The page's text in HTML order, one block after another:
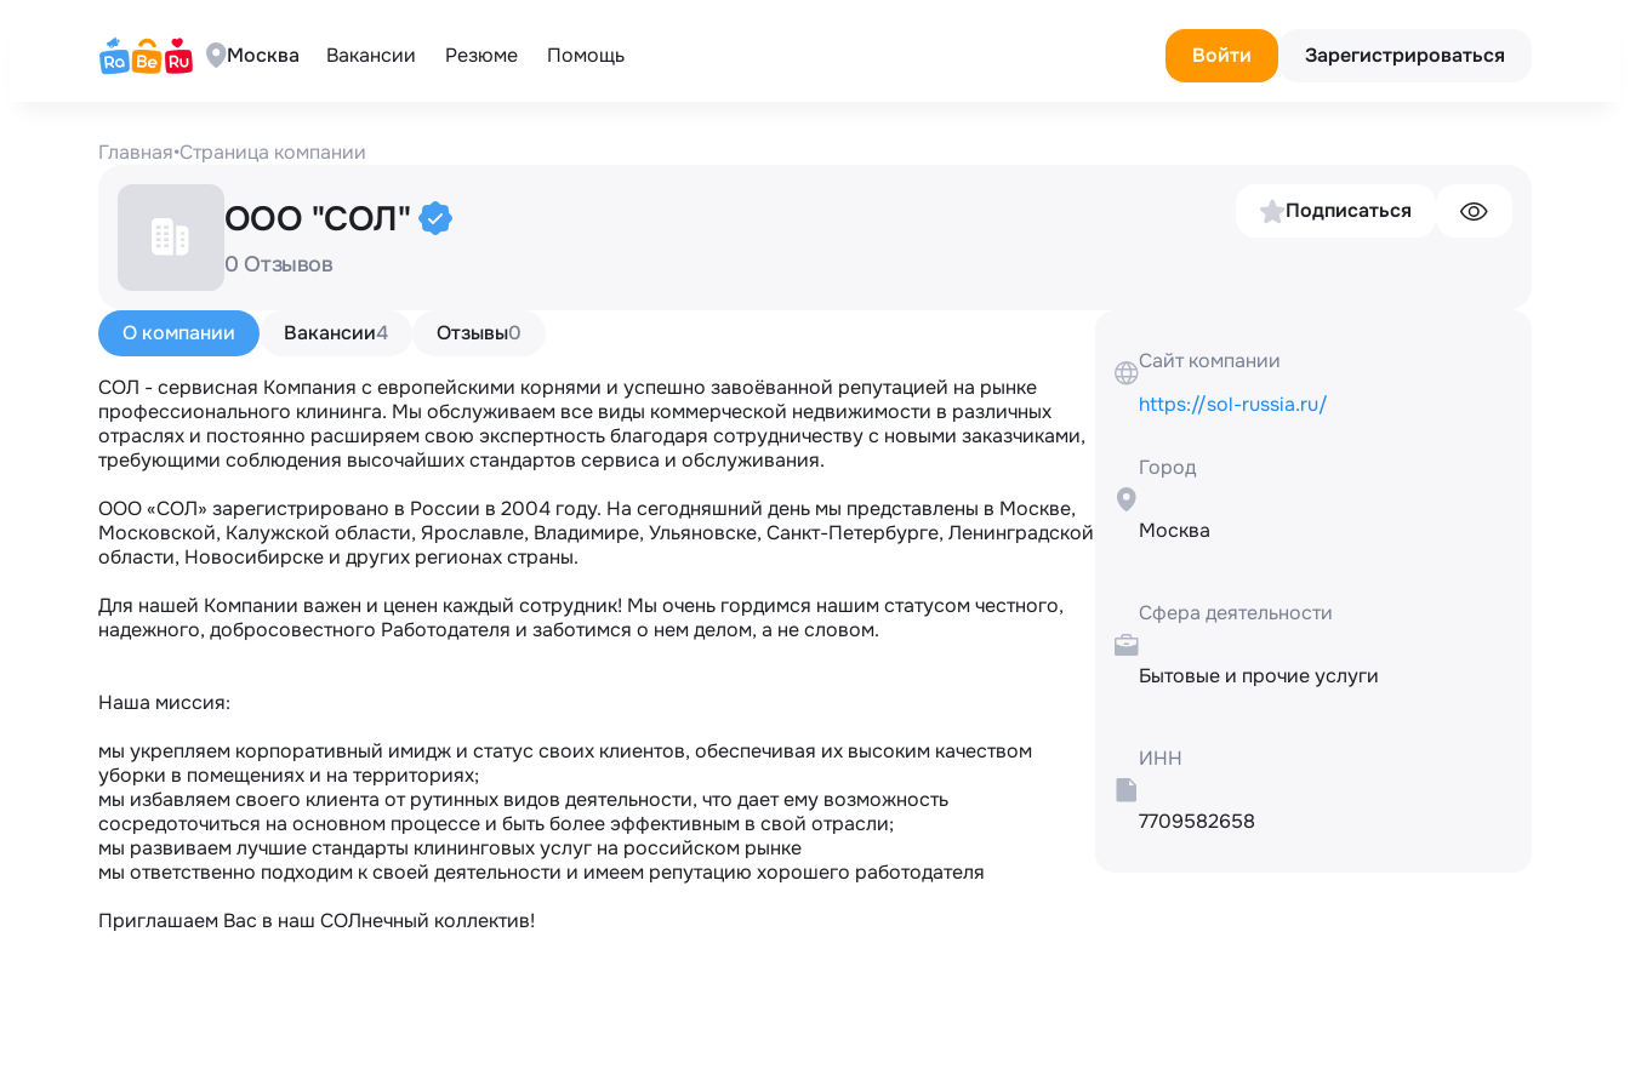
Москва Вакансии Резюме Помощь Войти Зарегистрироваться
Главная•Страница компании
ООО "СОЛ"
0 Отзывов
Подписаться
О компании Вакансии4 Отзывы0
СОЛ - сервисная Компания с европейскими корнями и успешно завоёванной репутацией на рынке
профессионального клининга. Мы обслуживаем все виды коммерческой недвижимости в различных
отраслях и постоянно расширяем свою экспертность благодаря сотрудничеству с новыми заказчиками,
требующими соблюдения высочайших стандартов сервиса и обслуживания.
ООО «СОЛ» зарегистрировано в России в 2004 году. На сегодняшний день мы представлены в Москве,
Московской, Калужской области, Ярославле, Владимире, Ульяновске, Санкт-Петербурге, Ленинградской
области, Новосибирске и других регионах страны.
Для нашей Компании важен и ценен каждый сотрудник! Мы очень гордимся нашим статусом честного,
надежного, добросовестного Работодателя и заботимся о нем делом, а не словом.
Наша миссия:
мы укрепляем корпоративный имидж и статус своих клиентов, обеспечивая их высоким качеством
уборки в помещениях и на территориях;
мы избавляем своего клиента от рутинных видов деятельности, что дает ему возможность
сосредоточиться на основном процессе и быть более эффективным в свой отрасли;
мы развиваем лучшие стандарты клининговых услуг на российском рынке
мы ответственно подходим к своей деятельности и имеем репутацию хорошего работодателя
Приглашаем Вас в наш СОЛнечный коллектив!
Сайт компании
https://sol-russia.ru/
Город
Москва
Сфера деятельности
Бытовые и прочие услуги
ИНН
7709582658